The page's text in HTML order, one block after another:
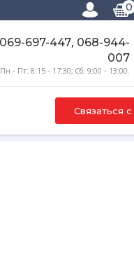
0
069-697-447, 068-944-
007
- Пт: 8:15 - 17:30; Сб: 9:00 - 13:00.
Связаться